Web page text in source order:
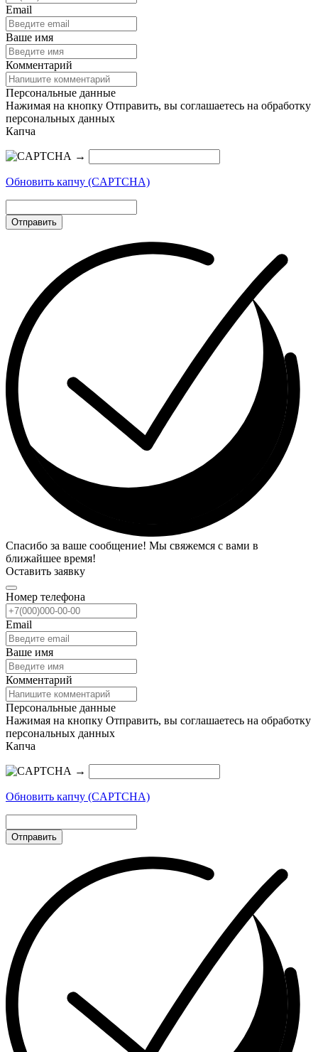
Email
Ваше имя
Комментарий
Персональные данные
Нажимая на кнопку Отправить, вы соглашаетесь на обработку
персональных данных
Капча
→
Обновить капчу (CAPTCHA)
Отправить
Спасибо за ваше сообщение! Мы свяжемся с вами в
ближайшее время!
Оставить заявку
Номер телефона
Email
Ваше имя
Комментарий
Персональные данные
Нажимая на кнопку Отправить, вы соглашаетесь на обработку
персональных данных
Капча
→
Обновить капчу (CAPTCHA)
Отправить